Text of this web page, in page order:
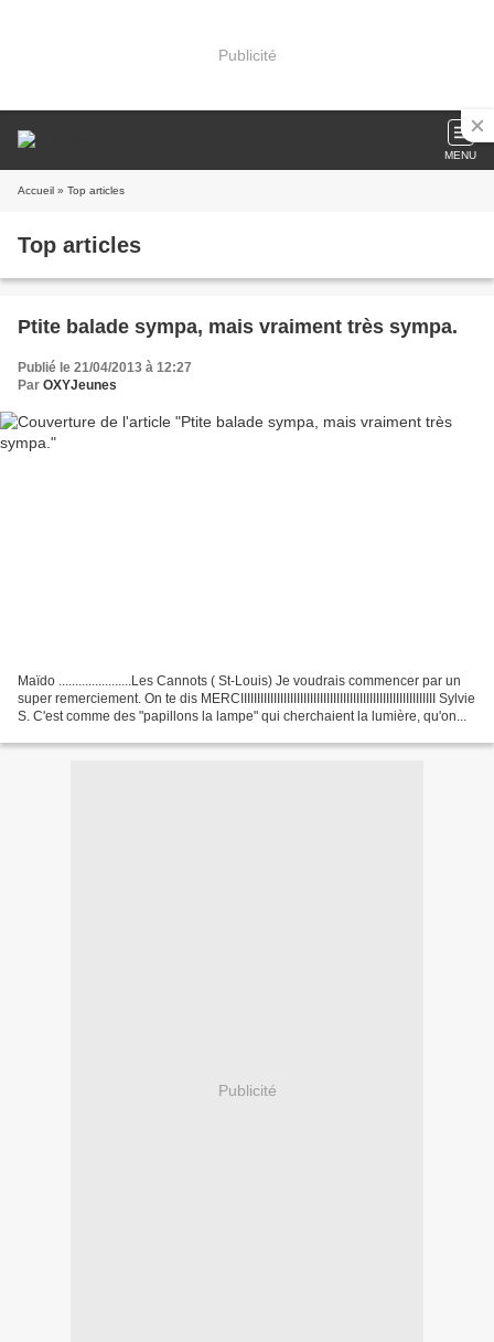
Publicité
MENU
Accueil » Top articles
Top articles
Ptite balade sympa, mais vraiment très sympa.
Publié le 21/04/2013 à 12:27
Par OXYJeunes
Maïdo ......................Les Cannots ( St-Louis) Je voudrais commencer par un
super remerciement. On te dis MERCIIIIIIIIIIIIIIIIIIIIIIIIIIIIIIIIIIIIIIIIIIIIIIIIIIIIIIIIIII Sylvie
S. C'est comme des "papillons la lampe" qui cherchaient la lumière, qu'on...
Publicité